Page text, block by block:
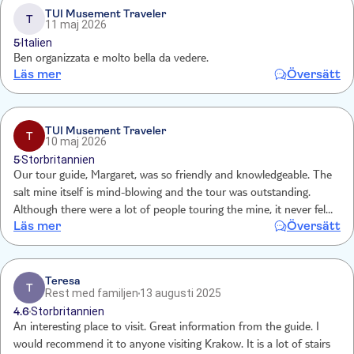
T
TUI Musement Traveler
11 maj 2026
5 Italien
Ben organizzata e molto bella da vedere.
Läs mer Översätt
T
TUI Musement Traveler
10 maj 2026
5Storbritannien
Our tour guide, Margaret, was so friendly and knowledgeable. The
salt mine itself is mind-blowing and the tour was outstanding.
Although there were a lot of people touring the mine, it never felt
as though we were rushed and everyone was so polite. I highly
recommend this tour.
Läs mer Översätt
T
Teresa
Rest med familjen 13 augusti 2025
4.6Storbritannien
An interesting place to visit. Great information from the guide. I
would recommend it to anyone visiting Krakow. It is a lot of stairs